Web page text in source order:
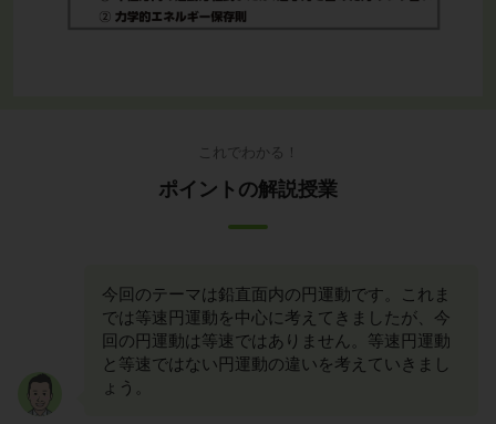
これでわかる！
ポイントの解説授業
今回のテーマは鉛直面内の円運動です。これま
では等速円運動を中心に考えてきましたが、今
回の円運動は等速ではありません。等速円運動
と等速ではない円運動の違いを考えていきまし
ょう。